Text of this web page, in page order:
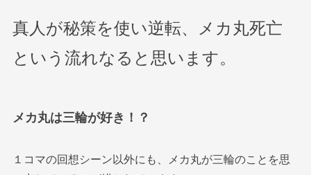
真人が秘策を使い逆転、メカ丸死亡
という流れなると思います。
メカ丸は三輪が好き！？
１コマの回想シーン以外にも、メカ丸が三輪のことを思